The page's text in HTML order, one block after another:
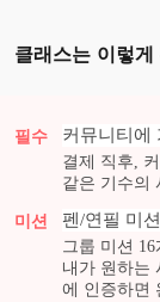
클래스는 이렇게
필수 커뮤니티에
결제 직후,
같은 기수의
미션 펜/연필 미션
그룹 미션 16
내가 원하는
에 인증하면